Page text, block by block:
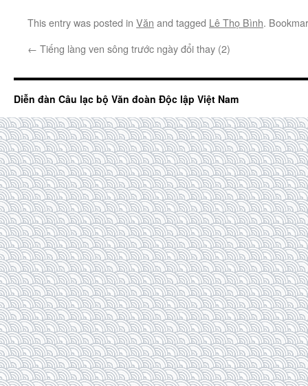
This entry was posted in Văn and tagged Lê Thọ Bình.
← Tiếng làng ven sông trước ngày đổi thay (2)
Diễn đàn Câu lạc bộ Văn đoàn Độc lập Việt Nam